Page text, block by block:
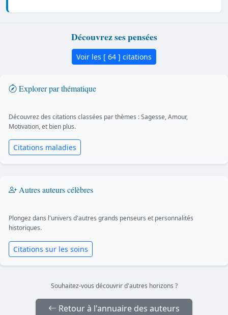
Découvrez ses pensées
Voir les [ 64 ] citations
Explorer par thématique
Découvrez des citations classées par thèmes : Sagesse, Amour,
Motivation, et bien plus.
Citations maladies
Autres auteurs célèbres
Plongez dans l'univers d'autres grands penseurs et personnalités
historiques.
Citations sur les soins
Souhaitez-vous découvrir d'autres horizons ?
Retour à l'annuaire des auteurs